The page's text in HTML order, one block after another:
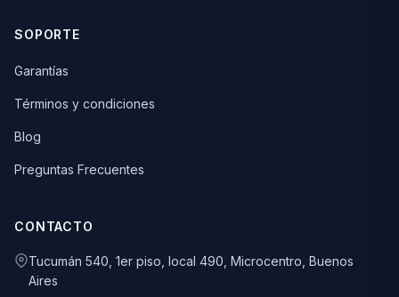
SOPORTE
Garantías
Términos y condiciones
Blog
Preguntas Frecuentes
CONTACTO
Tucumán 540, 1er piso, local 490, Microcentro, Buenos
Aires